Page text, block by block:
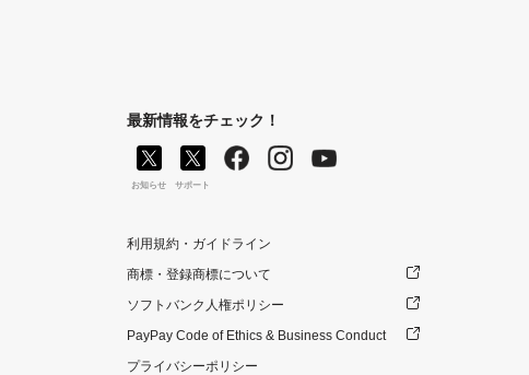
最新情報をチェック！
お知らせ サポート
利用規約・ガイドライン
商標・登録商標について
ソフトバンク人権ポリシー
PayPay Code of Ethics & Business Conduct
プライバシーポリシー